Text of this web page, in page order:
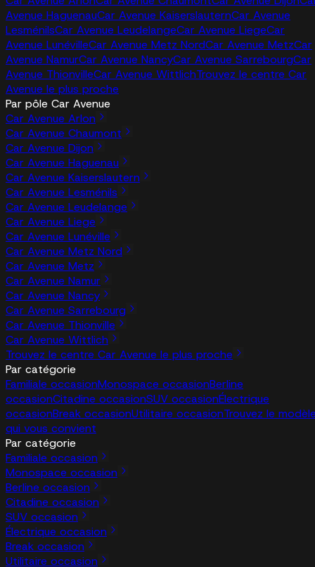
Avenue HaguenauCar Avenue KaiserslauternCar Avenue
LesménilsCar Avenue LeudelangeCar Avenue LiegeCar
Avenue LunévilleCar Avenue Metz NordCar Avenue MetzCar
Avenue NamurCar Avenue NancyCar Avenue SarrebourgCar
Avenue ThionvilleCar Avenue WittlichTrouvez le centre Car
Avenue le plus proche
Par pôle Car Avenue
Car Avenue Arlon
Car Avenue Chaumont
Car Avenue Dijon
Car Avenue Haguenau
Car Avenue Kaiserslautern
Car Avenue Lesménils
Car Avenue Leudelange
Car Avenue Liege
Car Avenue Lunéville
Car Avenue Metz Nord
Car Avenue Metz
Car Avenue Namur
Car Avenue Nancy
Car Avenue Sarrebourg
Car Avenue Thionville
Car Avenue Wittlich
Trouvez le centre Car Avenue le plus proche
Par catégorie
Familiale occasionMonospace occasionBerline
occasionCitadine occasionSUV occasionÉlectrique
occasionBreak occasionUtilitaire occasionTrouvez le
qui vous convient
Par catégorie
Familiale occasion
Monospace occasion
Berline occasion
Citadine occasion
SUV occasion
Électrique occasion
Break occasion
Utilitaire occasion